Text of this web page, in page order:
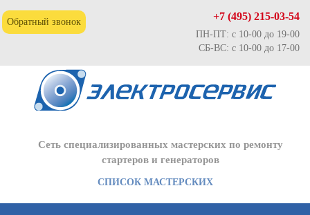
Обратный звонок +7 (495) 215-03-54
ПН-ПТ: с 10-00 до 19-00
СБ-ВС: с 10-00 до 17-00
Сеть специализированных мастерских по ремонту
стартеров и генераторов
СПИСОК МАСТЕРСКИХ